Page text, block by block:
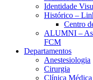
Identidade
Histórico –
Centro
ALUMNI –
FCM
Departamentos
Anestesiologia
Cirurgia
Clínica Médica